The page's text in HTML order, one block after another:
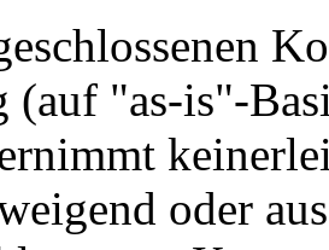
(auf "as-is"-
oder